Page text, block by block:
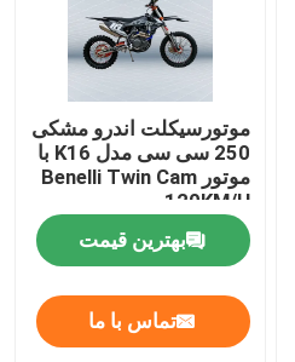
موتورسیکلت اندرو مشکی
250 سی سی مدل K16 با
موتور Benelli Twin Cam
120KM/H
بهترین قیمت
تماس با ما